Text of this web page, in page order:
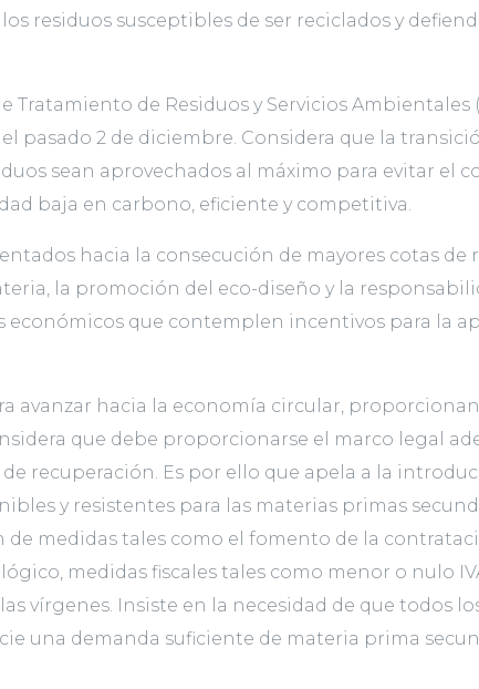
residuos susceptibles de ser reciclados y
de Residuos y Servicios Ambientales
2 de diciembre. Considera que la
sean aprovechados al máximo para evitar el
baja en carbono, eficiente y competitiva.
hacia la consecución de mayores cotas de
la promoción del eco-diseño y la
que contemplen incentivos para la
avanzar hacia la economía circular,
que debe proporcionarse el marco legal
recuperación. Es por ello que apela a la
y resistentes para las materias primas
medidas tales como el fomento de la
medidas fiscales tales como menor o nulo
vírgenes. Insiste en la necesidad de que todos
una demanda suficiente de materia prima